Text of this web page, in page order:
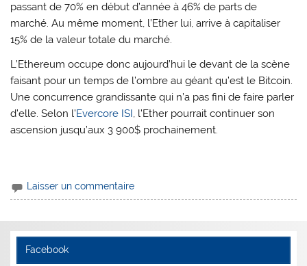
passant de 70% en début d’année à 46% de parts de
marché. Au même moment, l’Ether lui, arrive à capitaliser
15% de la valeur totale du marché.
L’Ethereum occupe donc aujourd’hui le devant de la scène
faisant pour un temps de l’ombre au géant qu’est le Bitcoin.
Une concurrence grandissante qui n’a pas fini de faire parler
d’elle. Selon l’Evercore ISI, l’Ether pourrait continuer son
ascension jusqu’aux 3 900$ prochainement.
Laisser un commentaire
Facebook